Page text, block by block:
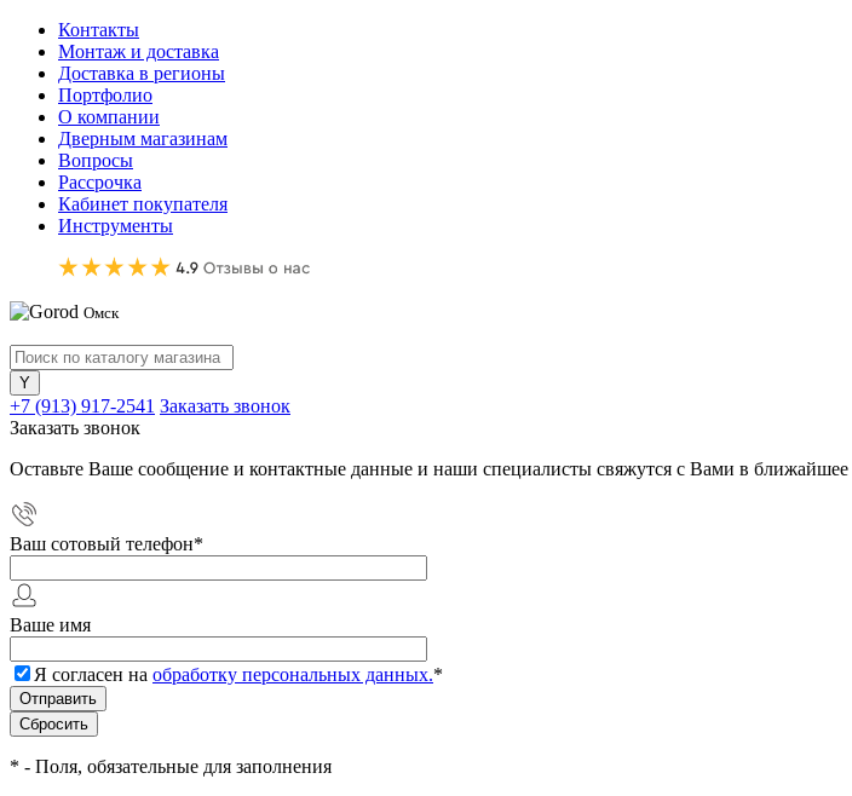
Контакты
Монтаж и доставка
Доставка в регионы
Портфолио
О компании
Дверным магазинам
Вопросы
Рассрочка
Кабинет покупателя
Инструменты
Омск
+7 (913) 917-2541 Заказать звонок
Заказать звонок
Оставьте Ваше сообщение и контактные данные и наши специалисты свяжутся с Вами в
Ваш сотовый телефон*
Ваше имя
Я согласен на обработку персональных данных.*
* - Поля, обязательные для заполнения